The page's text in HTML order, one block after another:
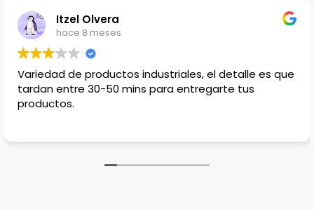
el detalle es que
entregarte tus
Venden productos que no
encuentras, el único